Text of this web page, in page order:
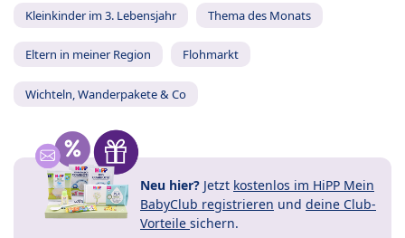
Kleinkinder im 3. Lebensjahr Thema des Monats
Eltern in meiner Region Flohmarkt
Wichteln, Wanderpakete & Co
Neu hier? Jetzt kostenlos im HiPP Mein
BabyClub registrieren und deine Club-
Vorteile sichern.